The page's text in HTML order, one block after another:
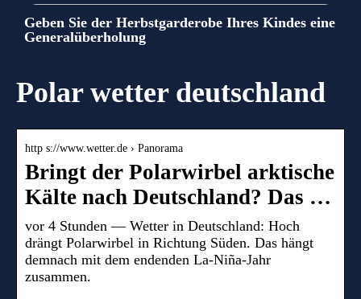
Geben Sie der Herbstgarderobe Ihres Kindes eine
Generalüberholung
Polar wetter deutschland
http s://www.wetter.de › Panorama
Bringt der Polarwirbel arktische
Kälte nach Deutschland? Das …
vor 4 Stunden — Wetter in Deutschland: Hoch
drängt Polarwirbel in Richtung Süden. Das hängt
demnach mit dem endenden La-Niña-Jahr
zusammen.